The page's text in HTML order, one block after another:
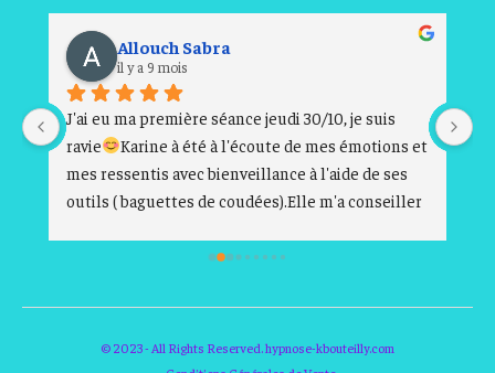
Allouch Sabra
il y a 9 mois
J'ai eu ma première séance jeudi 30/10, je suis
ravie
Karine à été à l'écoute de mes émotions et
mes ressentis avec bienveillance à l'aide de ses
outils ( baguettes de coudées).Elle m'a conseiller
à su me donner des clés afin d'avancer et régler
aller les yeux fermés
Merci Karine
© 2023 - All Rights Reserved. hypnose-kbouteilly.com